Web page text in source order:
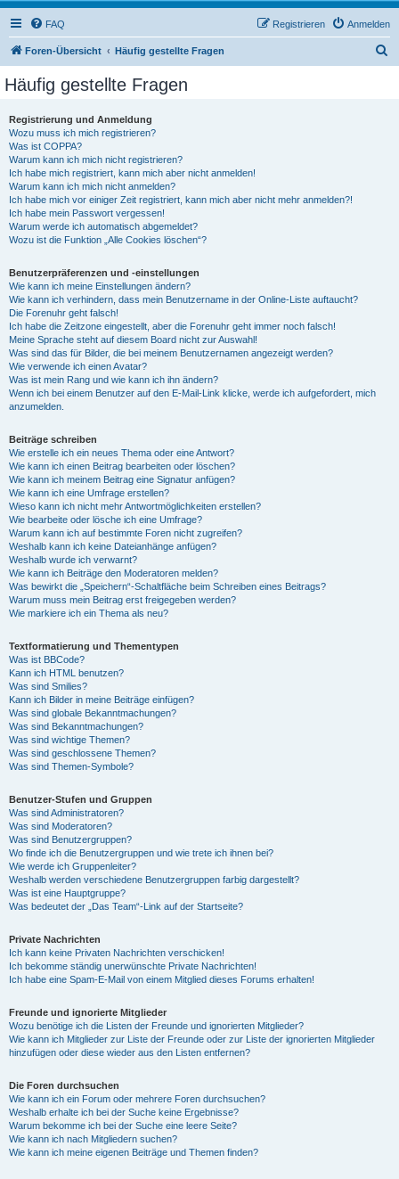
FAQ Anmelden
Registrieren
Foren-Übersicht Häufig gestellte Fragen
Häufig gestellte Fragen
Registrierung und Anmeldung
Wozu muss ich mich registrieren?
Was ist COPPA?
Warum kann ich mich nicht registrieren?
Ich habe mich registriert, kann mich aber nicht anmelden!
Warum kann ich mich nicht anmelden?
Ich habe mich vor einiger Zeit registriert, kann mich aber nicht mehr anmelden?!
Ich habe mein Passwort vergessen!
Warum werde ich automatisch abgemeldet?
Wozu ist die Funktion „Alle Cookies löschen“?
Benutzerpräferenzen und -einstellungen
Wie kann ich meine Einstellungen ändern?
Wie kann ich verhindern, dass mein Benutzername in der Online-Liste auftaucht?
Die Forenuhr geht falsch!
Ich habe die Zeitzone eingestellt, aber die Forenuhr geht immer noch falsch!
Meine Sprache steht auf diesem Board nicht zur Auswahl!
Was sind das für Bilder, die bei meinem Benutzernamen angezeigt werden?
Wie verwende ich einen Avatar?
Was ist mein Rang und wie kann ich ihn ändern?
Wenn ich bei einem Benutzer auf den E-Mail-Link klicke, werde ich aufgefordert, mich
anzumelden.
Beiträge schreiben
Wie erstelle ich ein neues Thema oder eine Antwort?
Wie kann ich einen Beitrag bearbeiten oder löschen?
Wie kann ich meinem Beitrag eine Signatur anfügen?
Wie kann ich eine Umfrage erstellen?
Wieso kann ich nicht mehr Antwortmöglichkeiten erstellen?
Wie bearbeite oder lösche ich eine Umfrage?
Warum kann ich auf bestimmte Foren nicht zugreifen?
Weshalb kann ich keine Dateianhänge anfügen?
Weshalb wurde ich verwarnt?
Wie kann ich Beiträge den Moderatoren melden?
Was bewirkt die „Speichern“-Schaltfläche beim Schreiben eines Beitrags?
Warum muss mein Beitrag erst freigegeben werden?
Wie markiere ich ein Thema als neu?
Textformatierung und Thementypen
Was ist BBCode?
Kann ich HTML benutzen?
Was sind Smilies?
Kann ich Bilder in meine Beiträge einfügen?
Was sind globale Bekanntmachungen?
Was sind Bekanntmachungen?
Was sind wichtige Themen?
Was sind geschlossene Themen?
Was sind Themen-Symbole?
Benutzer-Stufen und Gruppen
Was sind Administratoren?
Was sind Moderatoren?
Was sind Benutzergruppen?
Wo finde ich die Benutzergruppen und wie trete ich ihnen bei?
Wie werde ich Gruppenleiter?
Weshalb werden verschiedene Benutzergruppen farbig dargestellt?
Was ist eine Hauptgruppe?
Was bedeutet der „Das Team“-Link auf der Startseite?
Private Nachrichten
Ich kann keine Privaten Nachrichten verschicken!
Ich bekomme ständig unerwünschte Private Nachrichten!
Ich habe eine Spam-E-Mail von einem Mitglied dieses Forums erhalten!
Freunde und ignorierte Mitglieder
Wozu benötige ich die Listen der Freunde und ignorierten Mitglieder?
Wie kann ich Mitglieder zur Liste der Freunde oder zur Liste der ignorierten Mitglieder
hinzufügen oder diese wieder aus den Listen entfernen?
Die Foren durchsuchen
Wie kann ich ein Forum oder mehrere Foren durchsuchen?
Weshalb erhalte ich bei der Suche keine Ergebnisse?
Warum bekomme ich bei der Suche eine leere Seite?
Wie kann ich nach Mitgliedern suchen?
Wie kann ich meine eigenen Beiträge und Themen finden?